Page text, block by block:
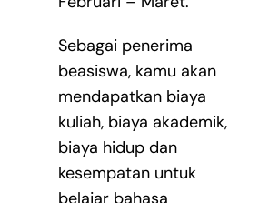
Sebagai penerima
beasiswa, kamu akan
mendapatkan biaya
kuliah, biaya akademik,
biaya hidup dan
kesempatan untuk